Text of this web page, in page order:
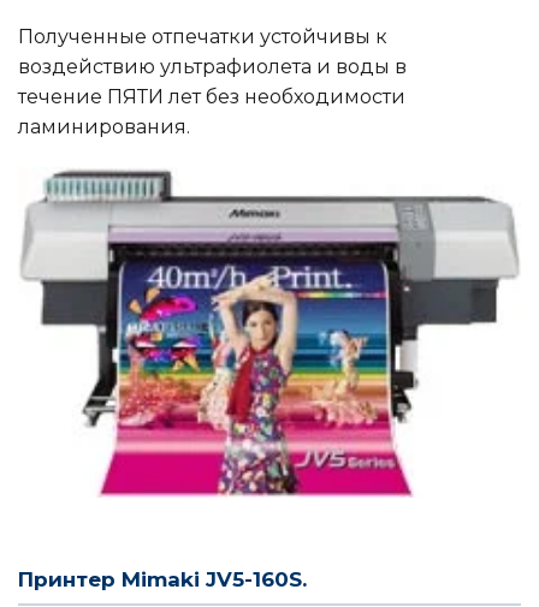
Полученные отпечатки устойчивы к
воздействию ультрафиолета и воды в
течение ПЯТИ лет без необходимости
ламинирования.
Принтер Mimaki JV5-160S.